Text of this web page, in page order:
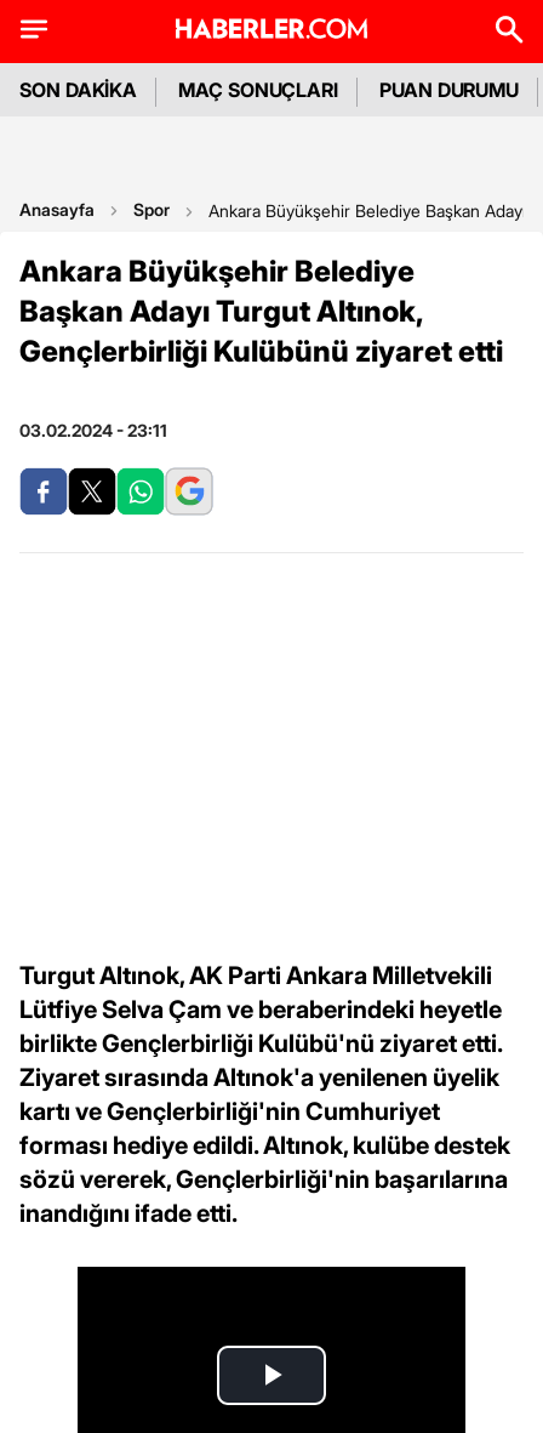
SON DAKİKA MAÇ SONUÇLARI PUAN DURUMU
Anasayfa Spor Ankara Büyükşehir Belediye Başkan Adayı
Ankara Büyükşehir Belediye
Başkan Adayı Turgut Altınok,
Gençlerbirliği Kulübünü ziyaret etti
03.02.2024 - 23:11
Turgut Altınok, AK Parti Ankara Milletvekili
Lütfiye Selva Çam ve beraberindeki heyetle
birlikte Gençlerbirliği Kulübü'nü ziyaret etti.
Ziyaret sırasında Altınok'a yenilenen üyelik
kartı ve Gençlerbirliği'nin Cumhuriyet
forması hediye edildi. Altınok, kulübe destek
sözü vererek, Gençlerbirliği'nin başarılarına
inandığını ifade etti.